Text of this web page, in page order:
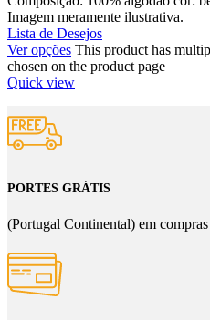
Imagem meramente ilustrativa.
Lista de Desejos
Ver opções This product has
chosen on the product page
Quick view
PORTES GRÁTIS
(Portugal Continental) em